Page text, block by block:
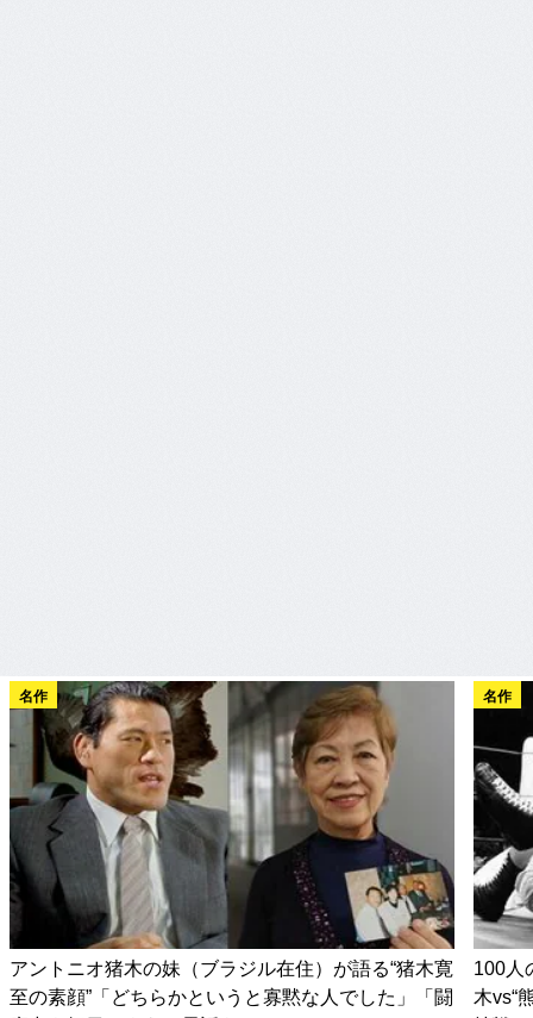
名作
アントニオ猪木の妹（ブラジル在住）が語る“猪木寛
至の素顔”「どちらかというと寡黙な人でした」「闘
名作
100人
木vs“